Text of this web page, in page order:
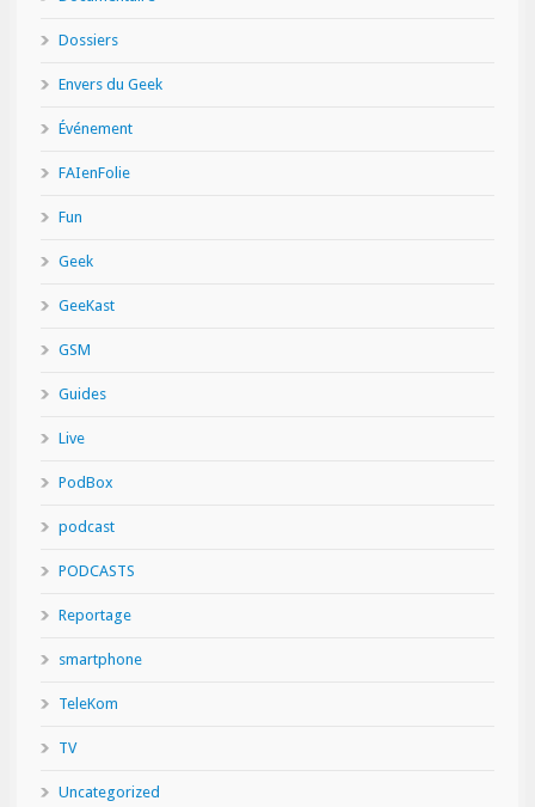
Dossiers
Envers du Geek
Événement
FAIenFolie
Fun
Geek
GeeKast
GSM
Guides
Live
PodBox
podcast
PODCASTS
Reportage
smartphone
TeleKom
TV
Uncategorized